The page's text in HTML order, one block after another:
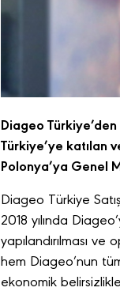
Diageo
Türkiye’ye katılan
Polonya’ya Genel
Diageo Türkiye
2018 yılında
yapılandırılması
hem Diageo’nun
ekonomik